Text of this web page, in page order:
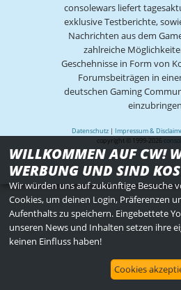
consolewars liefert
exklusive Testberichte,
Nachrichten aus dem
zahlreiche
Geschehnisse in Form von
Forumsbeiträgen in
deutschen Gaming
Datenschutz | Impressum &
copyright © 1999-2026
WILLKOMMEN AUF CW!
WERBUNG UND SIND
Wir würden uns auf zukünftige Besuche
Cookies, um deinen Login, Präferenzen
Aufenthalts zu speichern. Eingebettete
unseren News und Inhalten setzen ihre
keinen Einfluss haben!
Cookies